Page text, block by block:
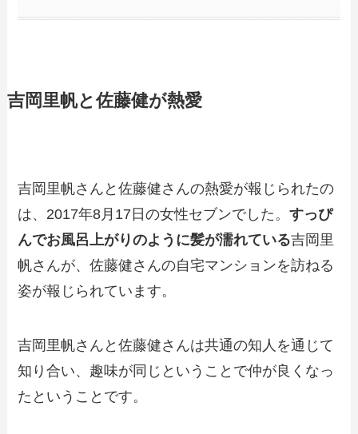
吉岡里帆と佐藤健が熱愛
吉岡里帆さんと佐藤健さんの熱愛が報じられたの
は、2017年8月17日の女性セブンでした。すっぴ
んでお風呂上がりのように髪が濡れている吉岡里
帆さんが、佐藤健さんの自宅マンションを訪ねる
姿が報じられています。
吉岡里帆さんと佐藤健さんは共通の知人を通じて
知り合い、趣味が同じということで仲が良くなっ
たということです。